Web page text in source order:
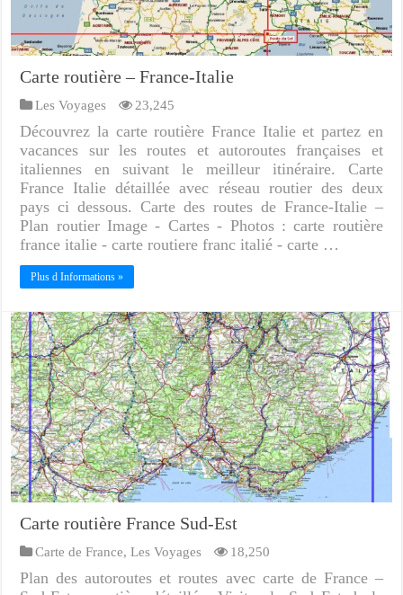
Carte routière – France-Italie
Les Voyages 23,245
Découvrez la carte routière France Italie et partez en
vacances sur les routes et autoroutes françaises et
italiennes en suivant le meilleur itinéraire. Carte
France Italie détaillée avec réseau routier des deux
pays ci dessous. Carte des routes de France-Italie –
Plan routier Image - Cartes - Photos : carte routière
france italie - carte routiere franc italié - carte …
Plus d Informations »
Carte routière France Sud-Est
Carte de France,Les Voyages 18,250
Plan des autoroutes et routes avec carte de France –